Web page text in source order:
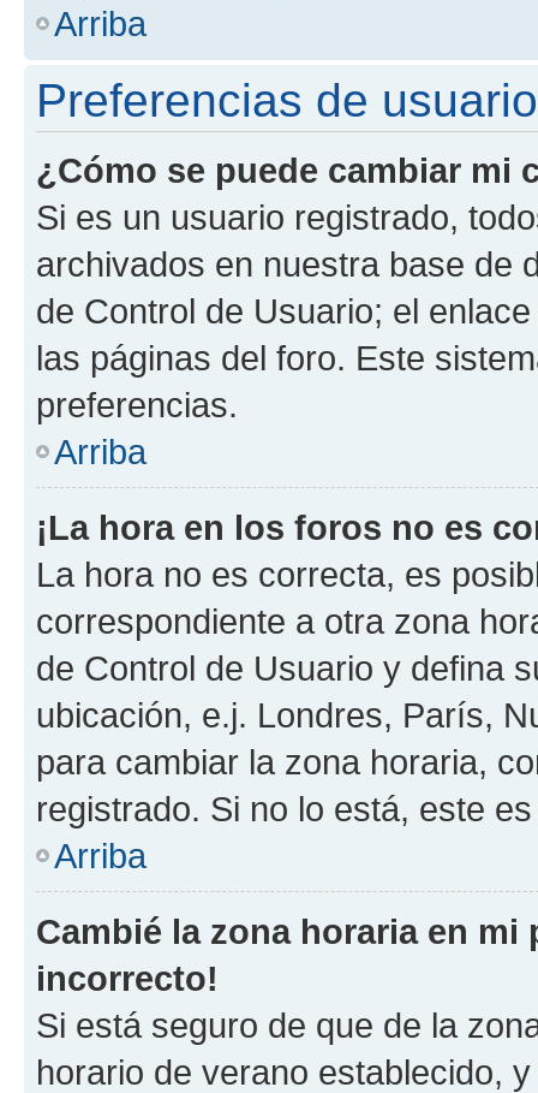
Arriba
Preferencias de
¿Cómo se puede cambiar mi
Si es un usuario registrado,
archivados en nuestra base de
de Control de Usuario; el
las páginas del foro. Este
preferencias.
Arriba
¡La hora en los foros no es
La hora no es correcta, es
correspondiente a otra zona
de Control de Usuario y defina
ubicación, e.j. Londres, París,
para cambiar la zona horaria,
registrado. Si no lo está, este
Arriba
Cambié la zona horaria en
incorrecto!
Si está seguro de que de la
horario de verano establecido,